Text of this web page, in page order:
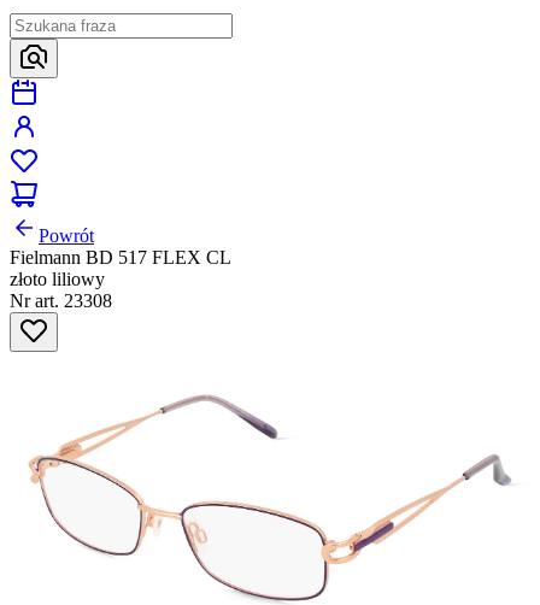
Powrót
Fielmann BD 517 FLEX CL
złoto liliowy
Nr art. 23308